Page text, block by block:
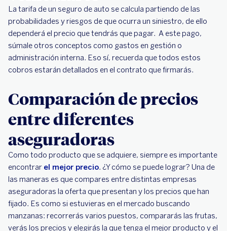
La tarifa de un seguro de auto se calcula partiendo de las
probabilidades y riesgos de que ocurra un siniestro, de ello
dependerá el precio que tendrás que pagar. A este pago,
súmale otros conceptos como gastos en gestión o
administración interna. Eso sí, recuerda que todos estos
cobros estarán detallados en el contrato que firmarás.
Comparación de precios
entre diferentes
aseguradoras
Como todo producto que se adquiere, siempre es importante
encontrar el mejor precio. ¿Y cómo se puede lograr? Una de
las maneras es que compares entre distintas empresas
aseguradoras la oferta que presentan y los precios que han
fijado. Es como si estuvieras en el mercado buscando
manzanas: recorrerás varios puestos, compararás las frutas,
verás los precios y elegirás la que tenga el mejor producto y el